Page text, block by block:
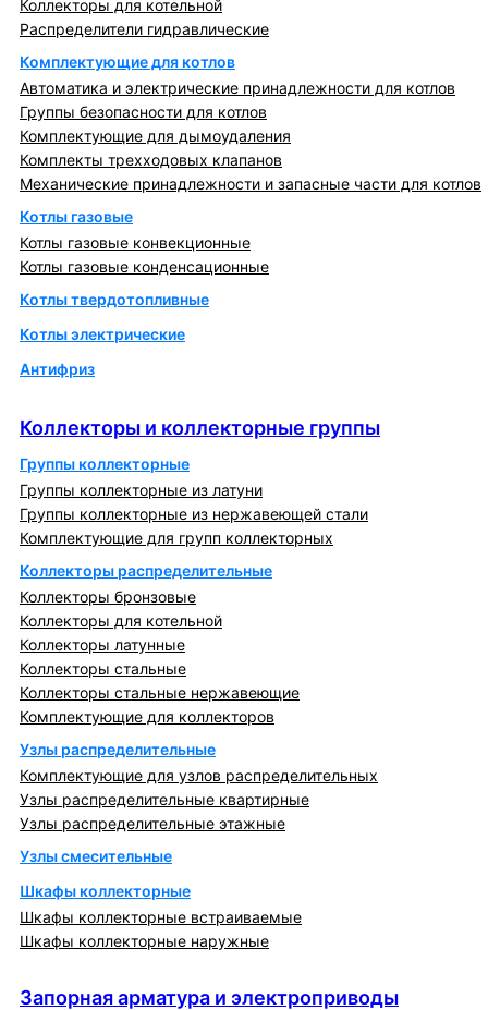
Коллекторы для котельной
Распределители гидравлические
Комплектующие для котлов
Автоматика и электрические принадлежности для котлов
Группы безопасности для котлов
Комплектующие для дымоудаления
Комплекты трехходовых клапанов
Механические принадлежности и запасные части для котлов
Котлы газовые
Котлы газовые конвекционные
Котлы газовые конденсационные
Котлы твердотопливные
Котлы электрические
Антифриз
Коллекторы и коллекторные группы
Группы коллекторные
Группы коллекторные из латуни
Группы коллекторные из нержавеющей стали
Комплектующие для групп коллекторных
Коллекторы распределительные
Коллекторы бронзовые
Коллекторы для котельной
Коллекторы латунные
Коллекторы стальные
Коллекторы стальные нержавеющие
Комплектующие для коллекторов
Узлы распределительные
Комплектующие для узлов распределительных
Узлы распределительные квартирные
Узлы распределительные этажные
Узлы смесительные
Шкафы коллекторные
Шкафы коллекторные встраиваемые
Шкафы коллекторные наружные
Запорная арматура и электроприводы